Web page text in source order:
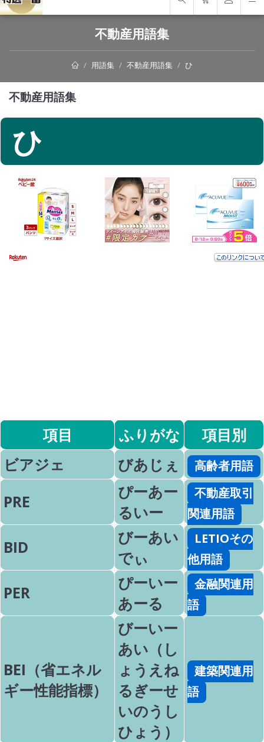
不動産用語集
用語集 不動産用語集 ひ
不動産用語集
ひ
項目 ふりがな
項目別
ビアジェ
びあじぇ 高齢者用語
PRE
ぴーあー
るいー
不動産取引
関連用語
BID
びーあい
でぃ
LETIOその
他用語
PER
ぴーいー
あーる
金融関連用
語
BEI（省エネル
ギー性能指標）
びーいー
あい（し
ょうえね
るぎーせ
いのうし
ひょう）
建築関連用
語